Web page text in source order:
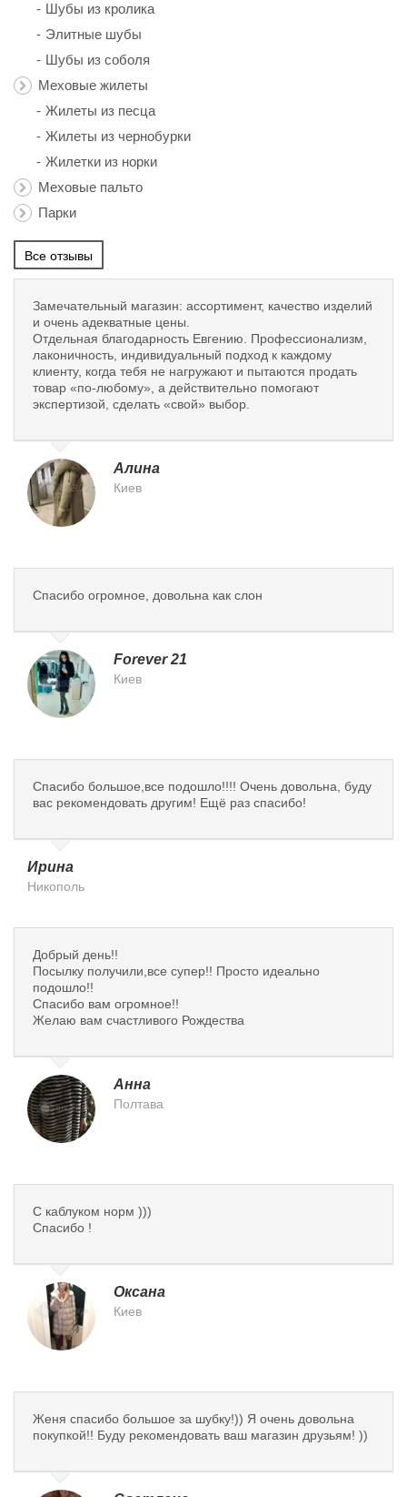
Шубы из кролика
Элитные шубы
Шубы из соболя
Меховые жилеты
Жилеты из песца
Жилеты из чернобурки
Жилетки из норки
Меховые пальто
Парки
Все отзывы
Замечательный магазин: ассортимент, качество изделий
и очень адекватные цены.
Отдельная благодарность Евгению. Профессионализм,
лаконичность, индивидуальный подход к каждому
клиенту, когда тебя не нагружают и пытаются продать
товар «по-любому», а действительно помогают
экспертизой, сделать «свой» выбор.
Алина
Киев
Спасибо огромное, довольна как слон
Forever 21
Киев
Спасибо большое,все подошло!!!! Очень довольна, буду
вас рекомендовать другим! Ещё раз спасибо!
Ирина
Никополь
Добрый день!!
Посылку получили,все супер!! Просто идеально
подошло!!
Спасибо вам огромное!!
Желаю вам счастливого Рождества
Анна
Полтава
С каблуком норм )))
Спасибо !
Оксана
Киев
Женя спасибо большое за шубку!)) Я очень довольна
покупкой!! Буду рекомендовать ваш магазин друзьям! ))